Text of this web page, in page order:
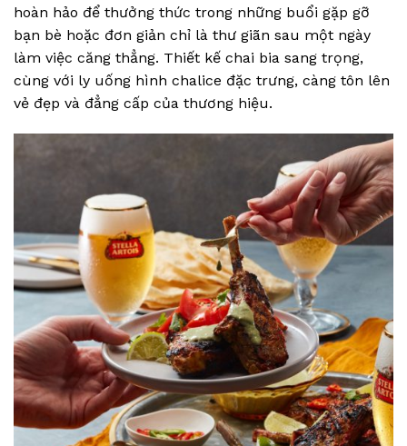
hoàn hảo để thưởng thức trong những buổi gặp gỡ
bạn bè hoặc đơn giản chỉ là thư giãn sau một ngày
làm việc căng thẳng. Thiết kế chai bia sang trọng,
cùng với ly uống hình chalice đặc trưng, càng tôn lên
vẻ đẹp và đẳng cấp của thương hiệu.